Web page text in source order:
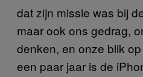
dat zijn missie was bij
maar ook ons gedrag,
denken, en onze blik
een paar jaar is de